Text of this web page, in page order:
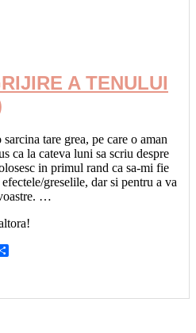
A TENULUI
tare grea, pe care o aman
ca la cateva luni sa scriu despre
in primul rand ca sa-mi fie
greselile, dar si pentru a va
…